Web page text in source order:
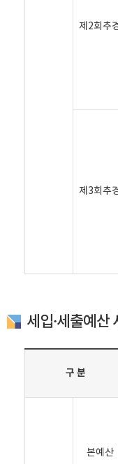
제2회추
제3회추
세입·세출예산
구 분
본예산